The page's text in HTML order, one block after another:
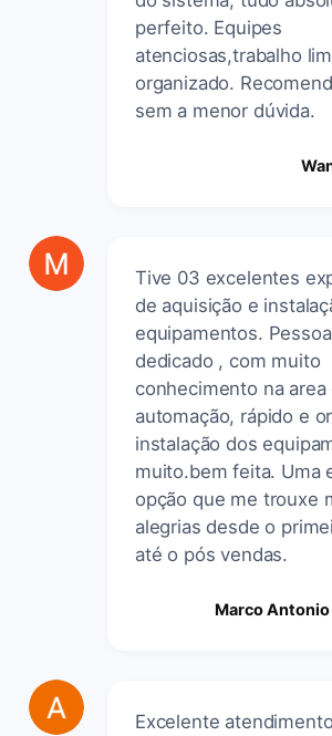
perfeito. Equipes
atenciosas,trabalho
organizado.
sem a menor dúvida.
Tive 03 excelentes
de aquisição e
equipamentos.
dedicado , com muito
conhecimento na area
automação, rápido e
instalação dos
muito.bem feita. Uma
opção que me trouxe
alegrias desde o
até o pós vendas.
Marco Antonio
Excelente